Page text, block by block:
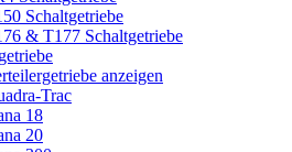
Schaltgetriebe
& T177 Schaltgetriebe
anzeigen
Trac
18
20